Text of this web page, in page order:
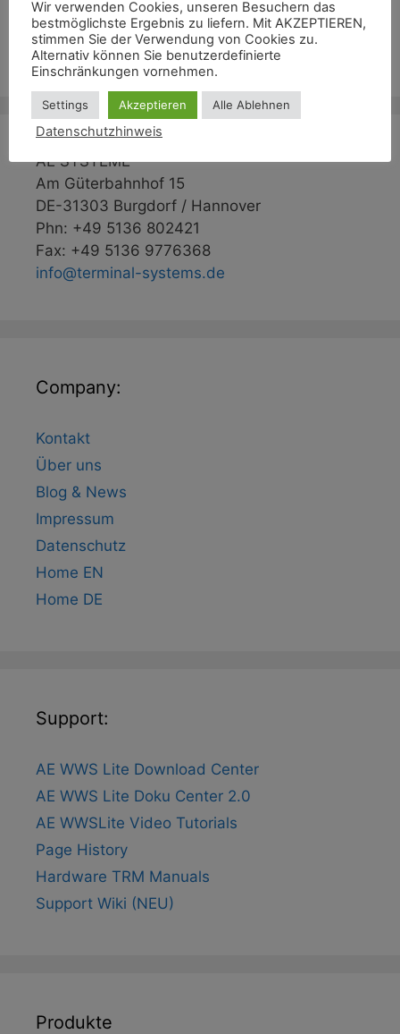
Kommentar-Feed
WordPress.org
AE SYSTEME
Am Güterbahnhof 15
DE-31303 Burgdorf / Hannover
Phn: +49 5136 802421
Fax: +49 5136 9776368
info@terminal-systems.de
Company:
Kontakt
Über uns
Blog & News
Impressum
Datenschutz
Home EN
Home DE
Support:
AE WWS Lite Download Center
AE WWS Lite Doku Center 2.0
AE WWSLite Video Tutorials
Page History
Hardware TRM Manuals
Support Wiki (NEU)
Produkte
Wir verwenden Cookies, unseren Besuchern das
bestmöglichste Ergebnis zu liefern. Mit AKZEPTIEREN,
stimmen Sie der Verwendung von Cookies zu.
Alternativ können Sie benutzerdefinierte
Einschränkungen vornehmen.
Settings Akzeptieren Alle Ablehnen
Datenschutzhinweis